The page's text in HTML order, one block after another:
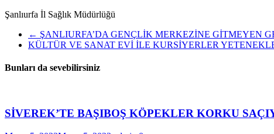
Şanlıurfa İl Sağlık Müdürlüğü
← ŞANLIURFA’DA GENÇLİK MERKEZİNE GİTMEYEN
KÜLTÜR VE SANAT EVİ İLE KURSİYERLER
Bunları da sevebilirsiniz
SİVEREK’TE BAŞIBOŞ KÖPEKLER KORKU